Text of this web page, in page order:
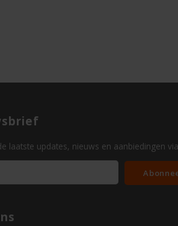
laatste updates, nieuws en aanbiedingen